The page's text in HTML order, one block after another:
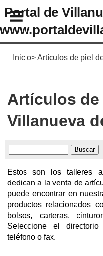
Portal de
Inicio Artículos de piel
Artículos de
Villanueva
Estos son los talleres
dedican a la venta de
puede encontrar en
productos relacionados
bolsos, carteras,
Seleccione el
teléfono o fax.